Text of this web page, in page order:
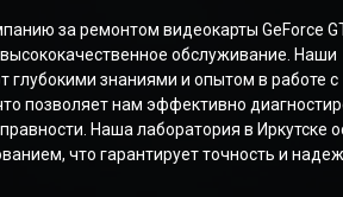
за ремонтом видеокарты GeForce
обслуживание. Наши
глубокими знаниями и опытом в работе с
позволяет нам эффективно
Наша лаборатория в Иркутске
что гарантирует точность и